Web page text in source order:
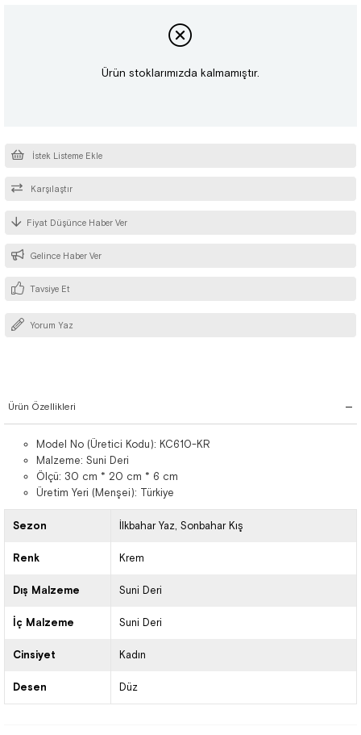
Ürün stoklarımızda kalmamıştır.
İstek Listeme Ekle
Karşılaştır
Fiyat Düşünce Haber Ver
Gelince Haber Ver
Tavsiye Et
Yorum Yaz
Ürün Özellikleri
Model No (Üretici Kodu): KC610-KR
Malzeme: Suni Deri
Ölçü: 30 cm * 20 cm * 6 cm
Üretim Yeri (Menşei): Türkiye
Sezon İlkbahar Yaz Sonbahar Kış
Renk Krem
Dış Malzeme Suni Deri
İç Malzeme Suni Deri
Cinsiyet Kadın
Desen Düz